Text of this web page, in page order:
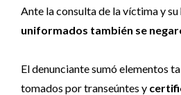
Ante la consulta de la víctima y su
uniformados también se
El denunciante sumó elementos
tomados por transeúntes y